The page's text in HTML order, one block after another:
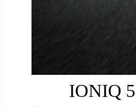
IONIQ